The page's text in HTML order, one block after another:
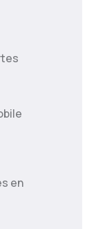
en